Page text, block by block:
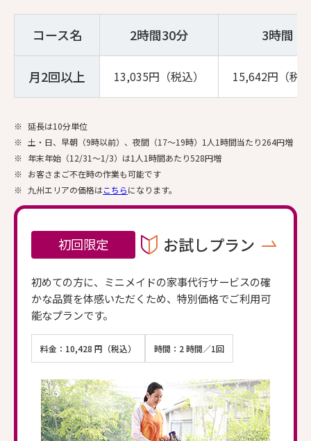
コース名 2時間30分 3時間
月2回以上 13,035円（税込） 15,642円（税
※ 延長は10分単位
※ 土・日、早朝（9時以前）、夜間（17～19時）1人1時間当たり264円増
※ 年末年始（12/31～1/3）は1人1時間あたり528円増
※ お客さまご不在時の作業も可能です
※ 九州エリアの価格はこちらになります。
初回限定 お試しプラン
初めての方に、ミニメイドの家事代行サービスの確
かな品質を体感いただくため、特別価格でご利用可
能なプランです。
料金：10,428 円（税込） 時間：2 時間／1回